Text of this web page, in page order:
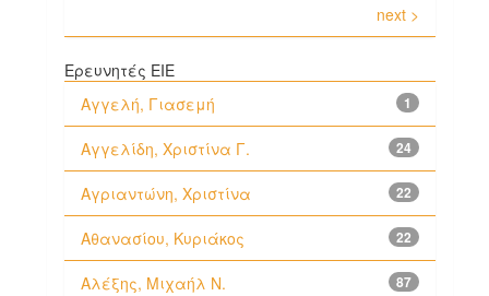
next >
Ερευνητές ΕΙΕ
1
Αγγελή, Γιασεμή
24
Αγγελίδη, Χριστίνα Γ.
22
Αγριαντώνη, Χριστίνα
22
Αθανασίου, Κυριάκος
87
Αλέξης, Μιχαήλ Ν.